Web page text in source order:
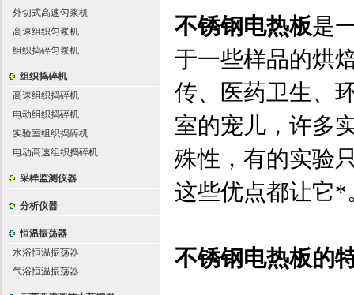
外切式高速匀浆机
高速组织匀浆机
组织捣碎匀浆机
组织捣碎机
高速组织捣碎机
电动组织捣碎机
实验室组织捣碎机
电动高速组织捣碎机
采样监测仪器
分析仪器
恒温振荡器
水浴恒温振荡器
气浴恒温振荡器
不锈钢电热板是
于一些样品的烘
传、医药卫生、
室的宠儿，许多
殊性，有的实验
这些优点都让它*
不锈钢电热板的